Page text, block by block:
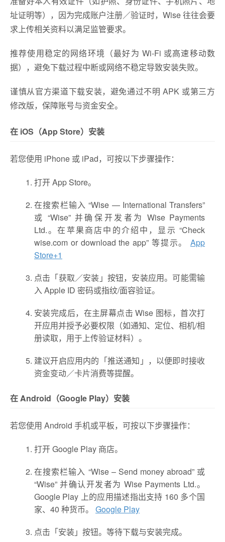
址证明等），因为完成账户注册／验证时，Wise 往往会要
求上传相关资料以满足监管要求。
推荐使用稳定的网络环境（最好为 Wi-Fi 或高速移动数
据），避免下载过程中断或网络不稳定导致安装失败。
谨慎从官方渠道下载安装，避免通过不明 APK 或第三方
修改版，保障账号与资金安全。
在 iOS（App Store）安装
若您使用 iPhone 或 iPad，可按以下步骤操作：
打开 App Store。
在搜索栏输入 “Wise — International Transfers”
或 “Wise” 并确保开发者为 Wise Payments
Ltd.。在苹果商店中的介绍中，显示 “Check
wise.com or download the app” 等提示。 App
Store+1
点击「获取／安装」按钮，安装应用。可能需输
入 Apple ID 密码或指纹/面容验证。
安装完成后，在主屏幕点击 Wise 图标，首次打
开应用并授予必要权限（如通知、定位、相机/相
册读取，用于上传验证材料）。
建议开启应用内的「推送通知」，以便即时接收
资金变动／卡片消费等提醒。
在 Android（Google Play）安装
若您使用 Android 手机或平板，可按以下步骤操作：
打开 Google Play 商店。
在搜索栏输入 “Wise – Send money abroad” 或
“Wise” 并确认开发者为 Wise Payments Ltd.。
Google Play 上的应用描述指出支持 160 多个国
家、40 种货币。 Google Play
点击「安装」按钮。等待下载与安装完成。